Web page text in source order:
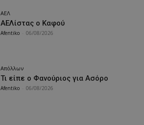
ΑΕΛ
ΑΕΛίστας ο Καφού
Afentiko 06/08/2026
Απόλλων
Τι είπε ο Φανούριος για Ασόρο
Afentiko 06/08/2026